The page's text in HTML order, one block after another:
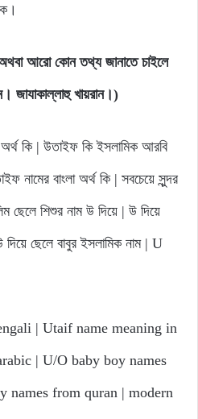
আরো কোন তথ্য জানাতে চাইলে
জাযাকাল্লাহু খায়রান।)
কি | উতাইফ কি ইসলামিক আরবি
নামের বাংলা অর্থ কি | সবচেয়ে সুন্দর
ছেলে শিশুর নাম উ দিয়ে | উ দিয়ে
ছেলে বাবুর ইসলামিক নাম | U
| Utaif name meaning in
| U/O baby boy names
names from quran | modern